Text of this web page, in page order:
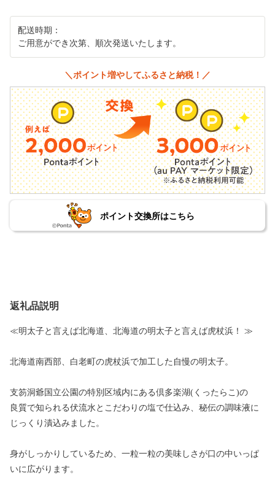
配送時期：
ご用意ができ次第、順次発送いたします。
＼ポイント増やしてふるさと納税！／
ポイント交換所はこちら
返礼品説明
≪明太子と言えば北海道、北海道の明太子と言えば虎杖浜！ ≫
北海道南西部、白老町の虎杖浜で加工した自慢の明太子。
支笏洞爺国立公園の特別区域内にある倶多楽湖(くったらこ)の
良質で知られる伏流水とこだわりの塩で仕込み、秘伝の調味液に
じっくり漬込みました。
身がしっかりしているため、一粒一粒の美味しさが口の中いっぱ
いに広がります。